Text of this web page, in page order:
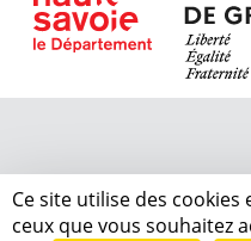
Ce site utilise des
ceux que vous souhaitez